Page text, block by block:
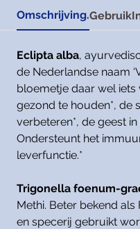
Omschrijving.Gebruik
Eclipta alba,
de Nederlandse naam
bloemetje daar wel iets
gezond te houden*, de
verbeteren*, de geest
Ondersteunt het
leverfunctie.*
Trigonella foenum-
Methi. Beter bekend
en specerij gebruikt